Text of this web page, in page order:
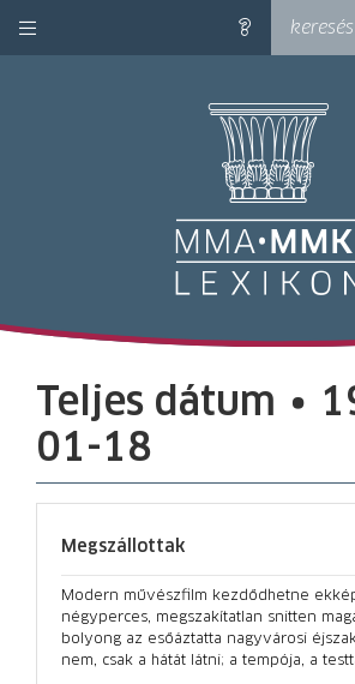
kategóriák
súgó
Teljes dátum ∙
01-18
Megszállottak
Modern művészfilm kezdődhetne
négyperces, megszakítatlan snit­ten
bolyong az esőáztatta nagyvárosi
nem, csak a hátát látni; a tempója, a